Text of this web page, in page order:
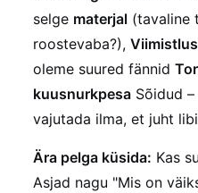
selge materjal (tavaline
roostevaba?),
oleme suured fännid
kuusnurkpesa Sõidud
vajutada ilma, et juht
Ära pelga küsida: Kas
Asjad nagu "Mis on